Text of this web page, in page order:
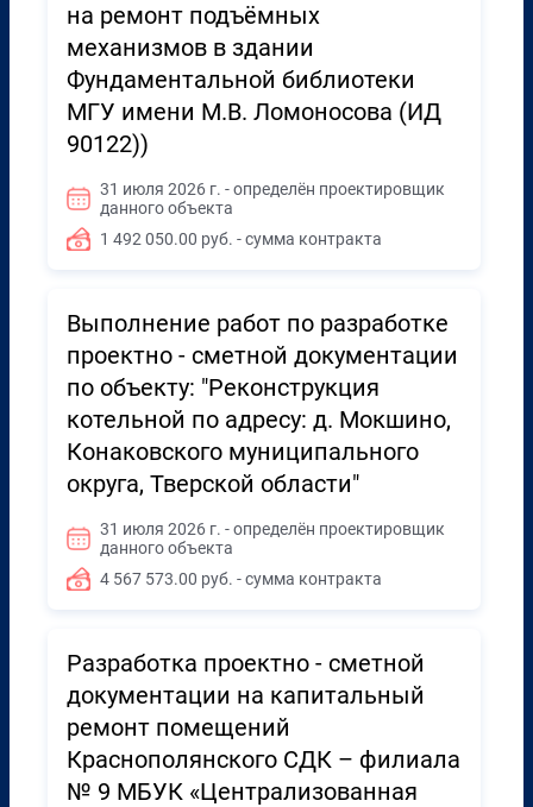
на ремонт подъёмных
механизмов в здании
Фундаментальной библиотеки
МГУ имени М.В. Ломоносова (ИД
90122))
31 июля 2026 г. - определён проектировщик
данного объекта
1 492 050.00 руб. - сумма контракта
Выполнение работ по разработке
проектно - сметной документации
по объекту: "Реконструкция
котельной по адресу: д. Мокшино,
Конаковского муниципального
округа, Тверской области"
31 июля 2026 г. - определён проектировщик
данного объекта
4 567 573.00 руб. - сумма контракта
Разработка проектно - сметной
документации на капитальный
ремонт помещений
Краснополянского СДК – филиала
№ 9 МБУК «Централизованная